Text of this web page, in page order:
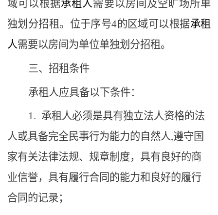
域可以根据承租人需要以房间及空旷场所单
独划分招租。位于序号4的区域可以根据承租
人需要以房间为单位单独划分招租。
三、 招租条件
承租人应具备以下条件：
1. 承租人必须是具有独立法人资格的法
人或具备完全民事行为能力的自然人,遵守国
家有关法律法规、规章制度， 具有良好的商
业信誉， 具有履行合同的能力和良好的履行
合同的记录；